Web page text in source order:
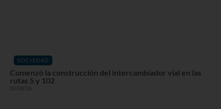
SOCIEDAD
Comenzó la construcción del intercambiador vial en las
rutas 5 y 102
05/08/26